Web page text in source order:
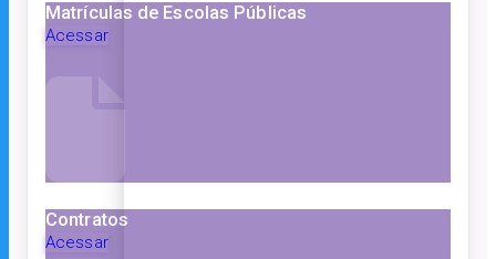
Matrículas de Escolas Públicas
Acessar
Contratos
Acessar